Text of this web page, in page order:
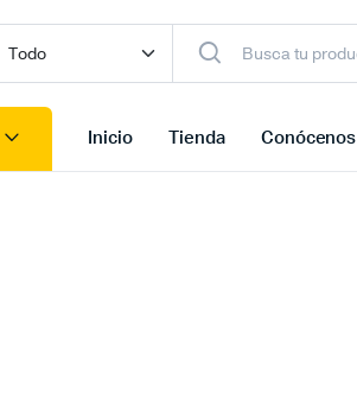
Inicio Tienda Conócenos